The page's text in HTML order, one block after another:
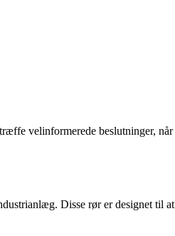
velinformerede beslutninger, når
Disse rør er designet til at